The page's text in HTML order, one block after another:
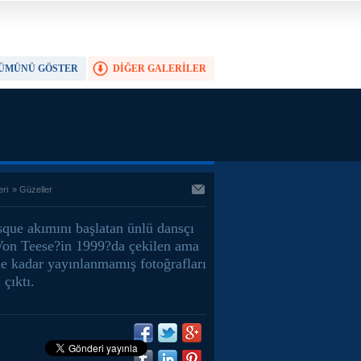
DİĞER GALERİLER
GÖSTER
» Güzeller
akımını başlatan ünlü dansçı
Teese?in 1999?da çekilen ama
kadar yayınlanmamış fotoğrafları